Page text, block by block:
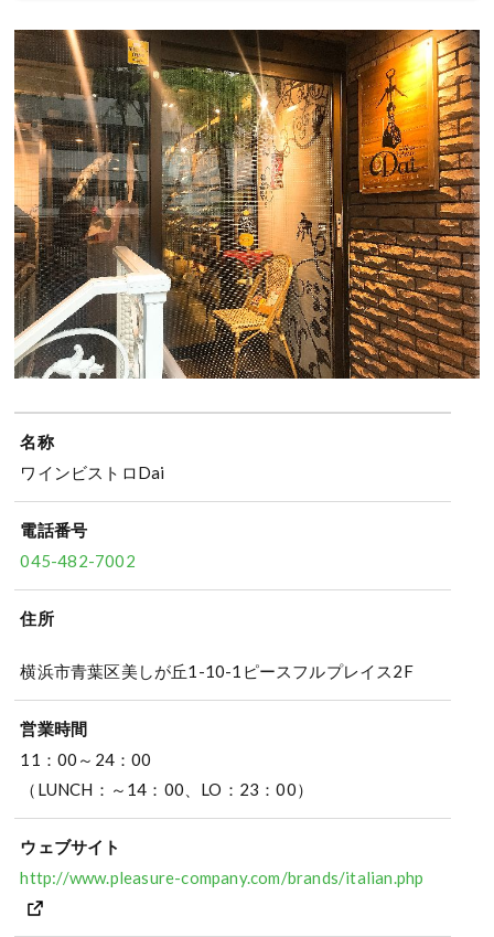
名称
ワインビストロDai
電話番号
045-482-7002
住所
横浜市青葉区美しが丘1-10-1ピースフルプレイス2F
営業時間
11：00～24：00
（LUNCH：～14：00、LO：23：00）
ウェブサイト
http://www.pleasure-company.com/brands/italian.php